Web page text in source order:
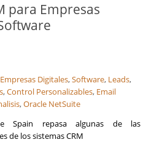
para Empresas
Empresas Digitales,Software, Leads,
,Control Personalizables, Email
,Oracle NetSuite
Spain repasa algunas de las
de los sistemas CRM